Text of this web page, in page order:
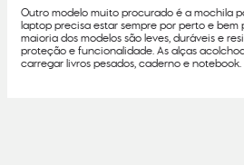
Outro modelo muito procurado é a mochila
laptop precisa estar sempre por perto e bem
maioria dos modelos são leves, duráveis e
proteção e funcionalidade. As alças
carregar livros pesados, caderno e notebook.